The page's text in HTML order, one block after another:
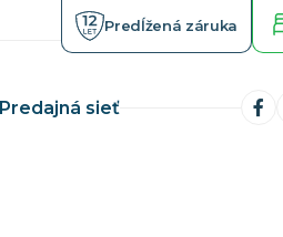
Predĺžená záruka
sieť